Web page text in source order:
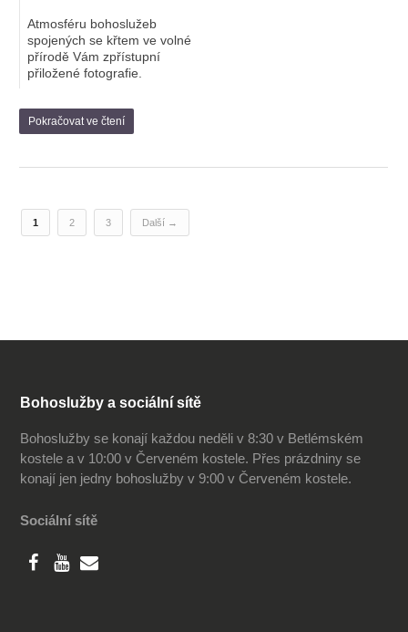
Atmosféru bohoslužeb
spojených se křtem ve volné
přírodě Vám zpřístupní
přiložené fotografie.
Pokračovat ve čtení
1 2 3 Další →
Bohoslužby a sociální sítě
Bohoslužby se konají každou neděli v 8:30 v Betlémském
kostele a v 10:00 v Červeném kostele. Přes prázdniny se
konají jen jedny bohoslužby v 9:00 v Červeném kostele.
Sociální sítě